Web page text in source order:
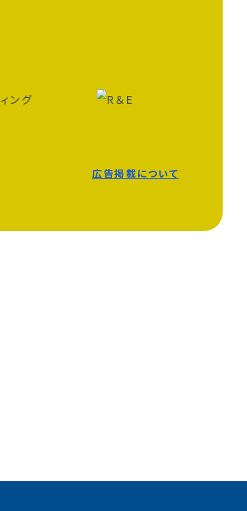
広告掲載について